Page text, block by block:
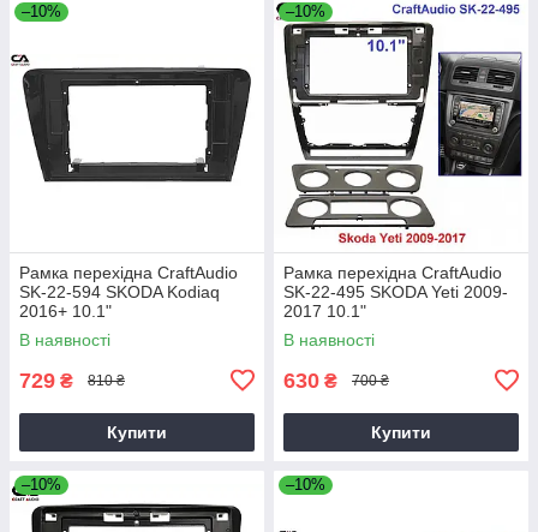
–10%
Рамка перехідна CraftAudio
SK-22-594 SKODA Kodiaq
2016+ 10.1"
В наявності
729 ₴ 810 ₴
Купити
–10%
Рамка перехідна CraftAudio
SK-22-495 SKODA Yeti 2009-
2017 10.1"
В наявності
630 ₴ 700 ₴
Купити
–10% –10%